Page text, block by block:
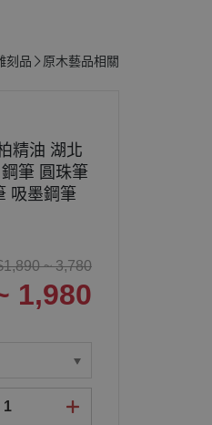
刻品 原木藝品相關
精油 湖北
筆 圓珠筆
吸墨鋼筆
1,890 ~ 3,780
1,980